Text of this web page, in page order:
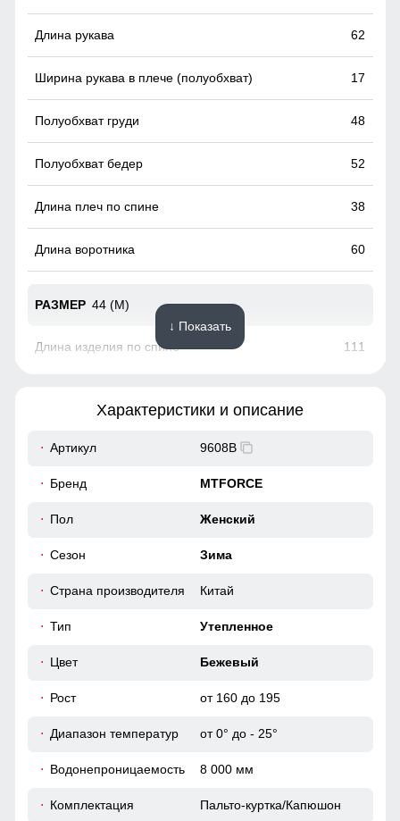
Удобные и вместительные карманы
Практичные и стильные карманы удобно расположены
для хранения мелочей, таких как ключи или телефон.
Карманы утеплены флисом.
Практичные и стильные карманы удобно расположены
Карманы утеплены флисом.
Ветрозащитная планка
Ветрозащитная планка нужна для защиты от ветра и
через молнию куртки.
62
17
48
52
38
60
44 (M)
111
↓ Показать
Характеристики и описание
Артикул 9608B
Бренд MTFORCE
Пол Женский
Сезон Зима
Страна производителя Китай
Тип Утепленное
Цвет Бежевый
Рост от 160 до 195
Диапазон температур от 0° до - 25°
Водонепроницаемость 8 000 мм
Комплектация Пальто-куртка/Капюшон